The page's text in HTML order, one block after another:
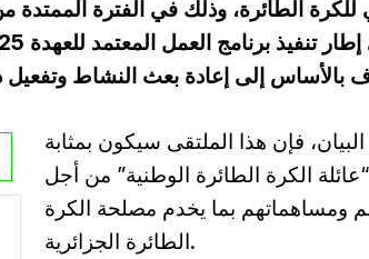
فإن هذا الملتقى سيكون بمثابة
الكرة الطائرة الوطنية” من أجل
ومساهماتهم بما يخدم مصلحة الكرة
الطائرة الجزائرية.